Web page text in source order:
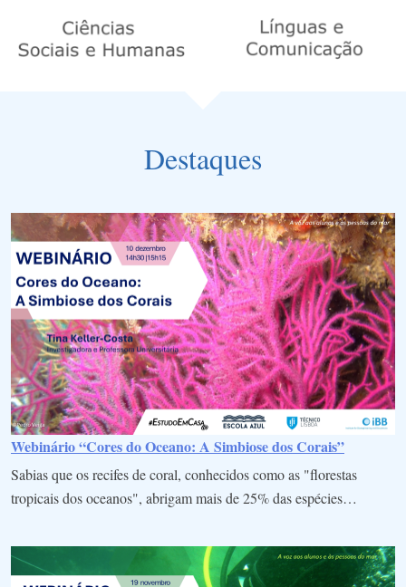
Destaques
Webinário “Cores do Oceano: A Simbiose dos Corais”
Sabias que os recifes de coral, conhecidos como as "florestas
tropicais dos oceanos", abrigam mais de 25% das espécies…